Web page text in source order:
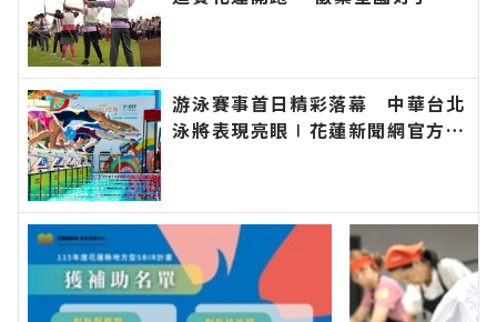
聞－最快速的今日新聞報導 最新
的在地資訊！
游泳賽事首日精彩落幕 中華台北
泳將表現亮眼∣花蓮新聞網官方網